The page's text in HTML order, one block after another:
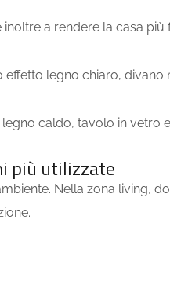
a rendere la casa
più utilizzate
Nella zona